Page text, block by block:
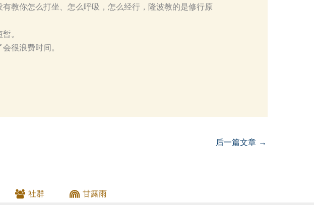
教你怎么打坐、怎么呼吸，怎么经行，隆波教的是修行原
。
很浪费时间。
后一篇文章 →
社群 甘露雨